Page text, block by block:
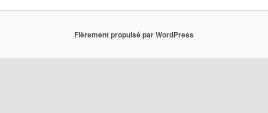
Fièrement propulsé par WordPress